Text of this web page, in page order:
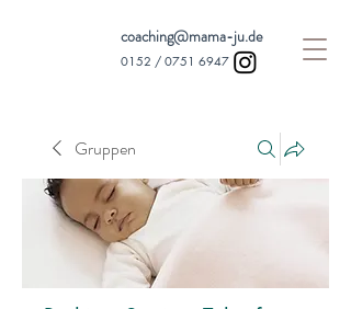
coaching@mama-ju.de
0152 / 0751 6947
Gruppen